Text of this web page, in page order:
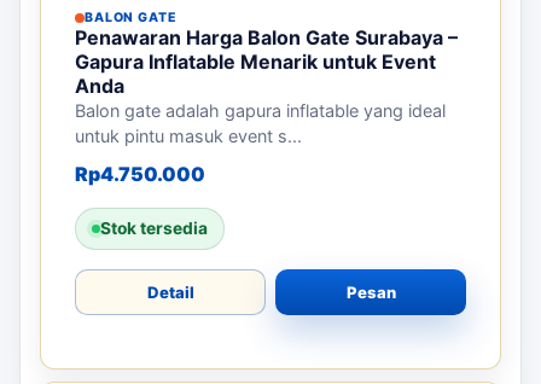
BALON GATE
Penawaran Harga Balon Gate Surabaya –
Gapura Inflatable Menarik untuk Event
Anda
Balon gate adalah gapura inflatable yang ideal
untuk pintu masuk event s...
Rp4.750.000
Stok tersedia
Detail Pesan